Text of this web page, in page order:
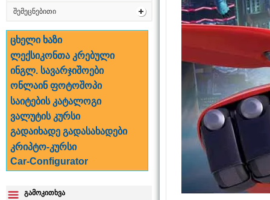
შემეცნებითი
ცხელი ხაზი
ლექსიკონთა კრებული
ინგლ. სავარჯიშოები
ონლაინ ფოტოშოპი
საიტების კატალოგი
ვალუტის კურსი
გადაიხადე გადასახადები
კრიპტო-კურსი
Car-Configurator
გამოკითხვა